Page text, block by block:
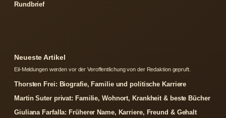
Rundbrief
Neueste Artikel
Eil-Meldungen werden vor der Veroffentlichung von der Redaktion gepruft.
Thorsten Frei: Biografie, Familie und politische Karriere
Martin Suter privat: Familie, Wohnort, Krankheit & beste Bücher
Giuliana Farfalla: Früherer Name, Karriere, Freund & Gehalt